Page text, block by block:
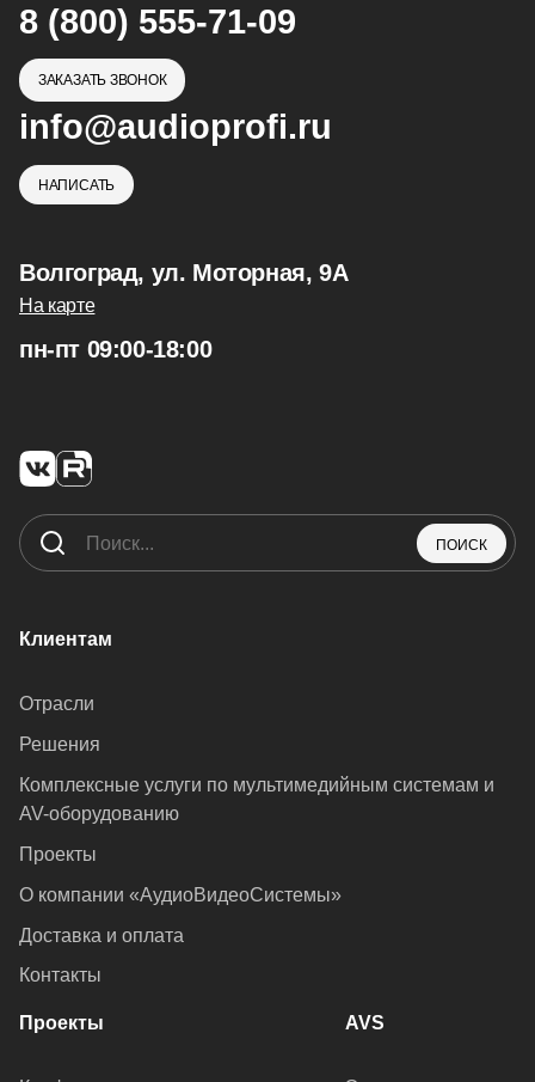
8 (800) 555-71-09
ЗАКАЗАТЬ ЗВОНОК
info@audioprofi.ru
НАПИСАТЬ
Волгоград, ул. Моторная, 9А
На карте
пн-пт 09:00-18:00
ПОИСК
Клиентам
Отрасли
Решения
Комплексные услуги по мультимедийным системам и
AV-оборудованию
Проекты
О компании «АудиоВидеоСистемы»
Доставка и оплата
Контакты
Проекты AVS